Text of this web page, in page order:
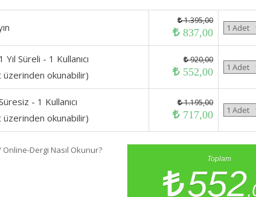
1.395,00
837,00
Süreli - 1 Kullanıcı
okunabilir)
920,00
552,00
- 1 Kullanıcı
okunabilir)
1.195,00
717,00
Dergi Nasıl Okunur?
Toplam
552